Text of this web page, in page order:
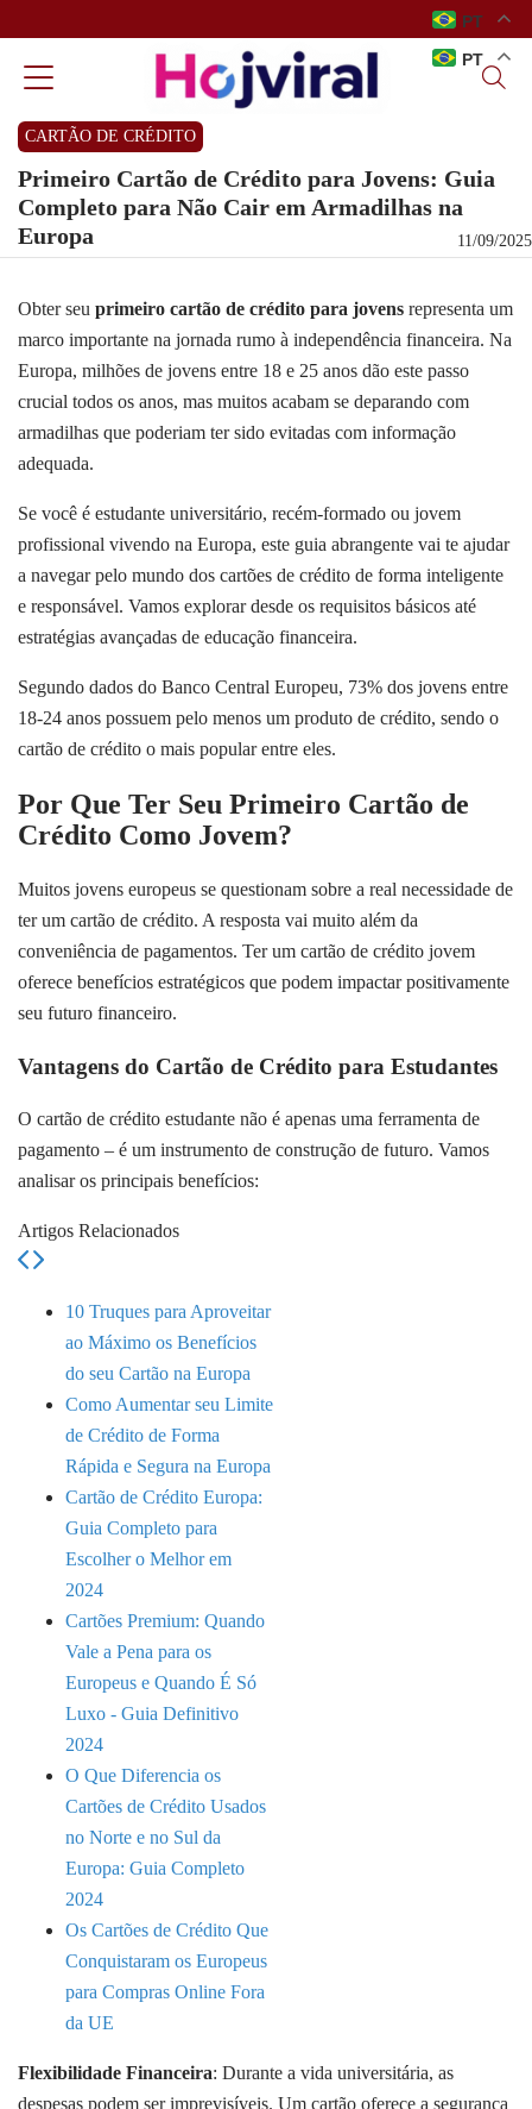
PT
PT
CARTÃO DE CRÉDITO
Primeiro Cartão de Crédito para Jovens: Guia
Completo para Não Cair em Armadilhas na
Europa
11/09/2025
Obter seu primeiro cartão de crédito para jovens representa um
marco importante na jornada rumo à independência financeira. Na
Europa, milhões de jovens entre 18 e 25 anos dão este passo
crucial todos os anos, mas muitos acabam se deparando com
armadilhas que poderiam ter sido evitadas com informação
adequada.
Se você é estudante universitário, recém-formado ou jovem
profissional vivendo na Europa, este guia abrangente vai te ajudar
a navegar pelo mundo dos cartões de crédito de forma inteligente
e responsável. Vamos explorar desde os requisitos básicos até
estratégias avançadas de educação financeira.
Segundo dados do Banco Central Europeu, 73% dos jovens entre
18-24 anos possuem pelo menos um produto de crédito, sendo o
cartão de crédito o mais popular entre eles.
Por Que Ter Seu Primeiro Cartão de
Crédito Como Jovem?
Muitos jovens europeus se questionam sobre a real necessidade de
ter um cartão de crédito. A resposta vai muito além da
conveniência de pagamentos. Ter um cartão de crédito jovem
oferece benefícios estratégicos que podem impactar positivamente
seu futuro financeiro.
Vantagens do Cartão de Crédito para Estudantes
O cartão de crédito estudante não é apenas uma ferramenta de
pagamento – é um instrumento de construção de futuro. Vamos
analisar os principais benefícios:
Artigos Relacionados
10 Truques para Aproveitar
ao Máximo os Benefícios
do seu Cartão na Europa
Como Aumentar seu Limite
de Crédito de Forma
Rápida e Segura na Europa
Cartão de Crédito Europa:
Guia Completo para
Escolher o Melhor em
2024
Cartões Premium: Quando
Vale a Pena para os
Europeus e Quando É Só
Luxo - Guia Definitivo
2024
O Que Diferencia os
Cartões de Crédito Usados
no Norte e no Sul da
Europa: Guia Completo
2024
Os Cartões de Crédito Que
Conquistaram os Europeus
para Compras Online Fora
da UE
Flexibilidade Financeira: Durante a vida universitária, as
despesas podem ser imprevisíveis. Um cartão oferece a segurança